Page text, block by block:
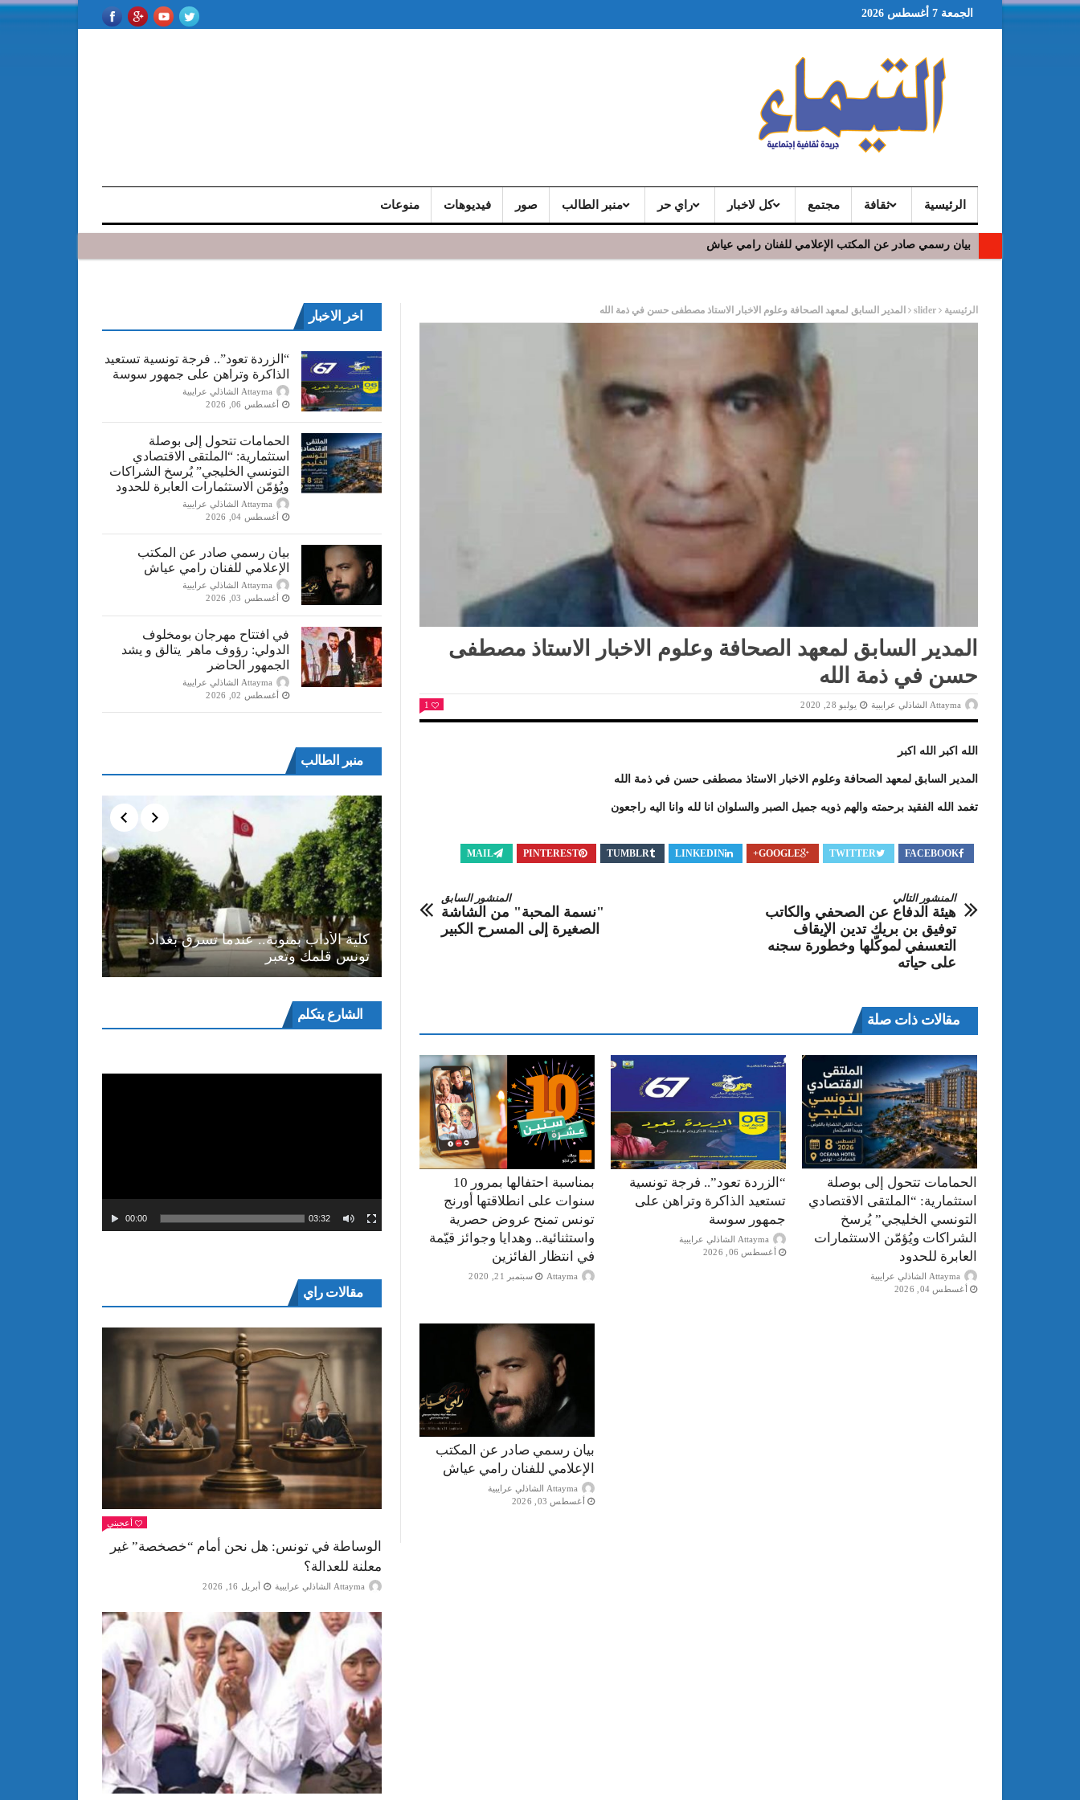
الجمعة 7 أغسطس 2026
الرئيسية ثقافة مجتمع كل لاخبار راي حر منبر الطالب صور فيديوهات منوعات
بيان رسمي صادر عن المكتب الإعلامي للفنان رامي عياش
الرئيسية slider المدير السابق لمعهد الصحافة وعلوم الاخبار الاستاذ مصطفى حسن في ذمة الله
المدير السابق لمعهد الصحافة وعلوم الاخبار الاستاذ مصطفى
حسن في ذمة الله
Attayma الشاذلي عرايبية يوليو 28, 2020 1
الله اكبر الله اكبر
المدير السابق لمعهد الصحافة وعلوم الاخبار الاستاذ مصطفى حسن في ذمة الله
تغمد الله الفقيد برحمته والهم ذويه جميل الصبر والسلوان انا لله وانا اليه راجعون
FACEBOOK
TWITTER
GOOGLE+
LINKEDIN
TUMBLR
PINTEREST
MAIL
المنشور السابق
"نسمة المحبة" من الشاشة
الصغيرة إلى المسرح الكبير
المنشور التالي
هيئة الدفاع عن الصحفي والكاتب
توفيق بن بريك تدين الإيقاف
التعسفي لموكّلها وخطورة سجنه
على حياته
مقالات ذات صلة
بمناسبة احتفالها بمرور 10
سنوات على انطلاقتها أورنج
تونس تمنح عروض حصرية
واستثنائية.. وهدايا وجوائز قيّمة
في انتظار الفائزين
Attayma سبتمبر 21, 2020
“الزردة تعود”.. فرجة تونسية
تستعيد الذاكرة وتراهن على
جمهور سوسة
Attayma الشاذلي عرايبية
أغسطس 06, 2026
الحمامات تتحول إلى بوصلة
استثمارية: “الملتقى الاقتصادي
التونسي الخليجي” يُرسخ
الشراكات ويُؤمّن الاستثمارات
العابرة للحدود
Attayma الشاذلي عرايبية
أغسطس 04, 2026
بيان رسمي صادر عن المكتب
الإعلامي للفنان رامي عياش
Attayma الشاذلي عرايبية
أغسطس 03, 2026
اخر الاخبار
“الزردة تعود”.. فرجة تونسية تستعيد
الذاكرة وتراهن على جمهور سوسة
Attayma الشاذلي عرايبية
أغسطس 06, 2026
الحمامات تتحول إلى بوصلة
استثمارية: “الملتقى الاقتصادي
التونسي الخليجي” يُرسخ الشراكات
ويُؤمّن الاستثمارات العابرة للحدود
Attayma الشاذلي عرايبية
أغسطس 04, 2026
بيان رسمي صادر عن المكتب
الإعلامي للفنان رامي عياش
Attayma الشاذلي عرايبية
أغسطس 03, 2026
في افتتاح مهرجان بومخلوف
الدولي: رؤوف ماهر يتالق و يشد
الجمهور الحاضر
Attayma الشاذلي عرايبية
أغسطس 02, 2026
منبر الطالب
كلية الأداب بمنوبة.. عندما تسرق بغداد
تونس قلمك وتعبر
المسرح الجامعي يقود رواده إلى الملتقيات
عبد الستار الخليفي: مهم جدا أن يتواصل
الملتقى الدولي الحسين بوزيان للمسرح
الجامعي بوجودي أو بدونه
الشارع يتكلممشغل
الفيديو
00:00 03:32
مقالات راي
أعجبني
الوساطة في تونس: هل نحن أمام “خصخصة” غير
معلنة للعدالة؟
Attayma الشاذلي عرايبية أبريل 16, 2026